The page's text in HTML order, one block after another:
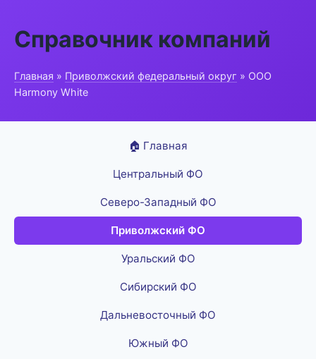
Справочник компаний
Главная » Приволжский федеральный округ » ООО
Harmony White
🏠 Главная
Центральный ФО
Северо-Западный ФО
Приволжский ФО
Уральский ФО
Сибирский ФО
Дальневосточный ФО
Южный ФО